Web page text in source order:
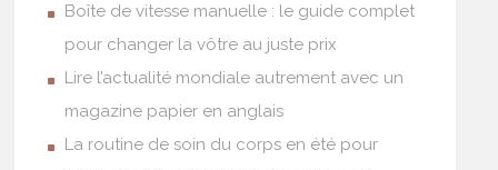
Boîte de vitesse manuelle : le guide complet
pour changer la vôtre au juste prix
Lire l’actualité mondiale autrement avec un
magazine papier en anglais
La routine de soin du corps en été pour